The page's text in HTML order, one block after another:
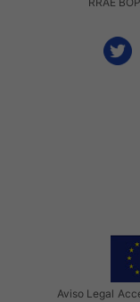
Aviso Legal